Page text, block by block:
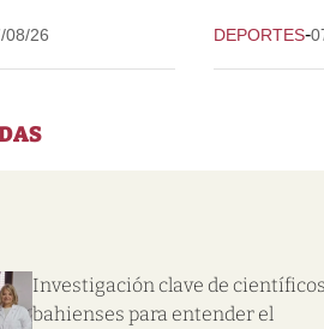
08/26 DEPORTES-
Investigación clave de científicos
bahienses para entender el